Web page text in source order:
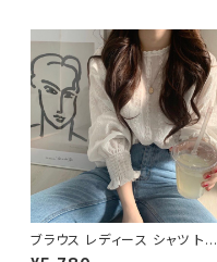
ブラウス レディース シャツ トッ
プス 長袖 フリル 春 夏 春夏 白